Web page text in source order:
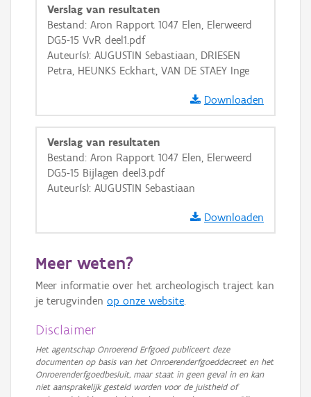
Basis Lagen
OSM-Basiskaart
Ortho
Verslag van resultaten
Bestand: Aron Rapport 1047 Elen, Elerweerd
DG5-15 VvR deel1.pdf
Auteur(s): AUGUSTIN Sebastiaan, DRIESEN
Petra, HEUNKS Eckhart, VAN DE STAEY Inge
Downloaden
Verslag van resultaten
Bestand: Aron Rapport 1047 Elen, Elerweerd
DG5-15 Bijlagen deel3.pdf
Auteur(s): AUGUSTIN Sebastiaan
Downloaden
Meer weten?
Meer informatie over het archeologisch traject kan
je terugvinden op onze website.
Disclaimer
Het agentschap Onroerend Erfgoed publiceert deze
documenten op basis van het Onroerenderfgoeddecreet en het
Onroerenderfgoedbesluit, maar staat in geen geval in en kan
niet aansprakelijk gesteld worden voor de juistheid of